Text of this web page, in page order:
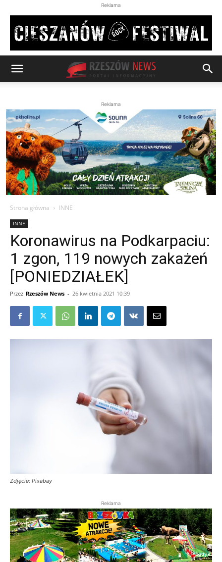
Reklama
Reklama
Strona główna INNE
INNE
Koronawirus na Podkarpaciu:
1 zgon, 119 nowych zakażeń
[PONIEDZIAŁEK]
Przez Rzeszów News - 26 kwietnia 2021 10:39
Zdjęcie: Pixabay
Reklama